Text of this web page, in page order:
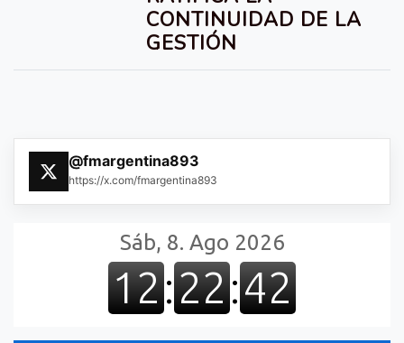
CONTINUIDAD DE LA
GESTIÓN
@fmargentina893
https://x.com/fmargentina893